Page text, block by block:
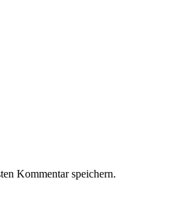
Kommentar speichern.